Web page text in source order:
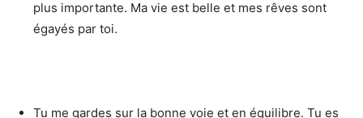
plus importante. Ma vie est belle et mes rêves sont
égayés par toi.
Tu me gardes sur la bonne voie et en équilibre. Tu es